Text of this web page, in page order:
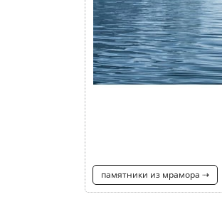
памятники из мрамора ⇢